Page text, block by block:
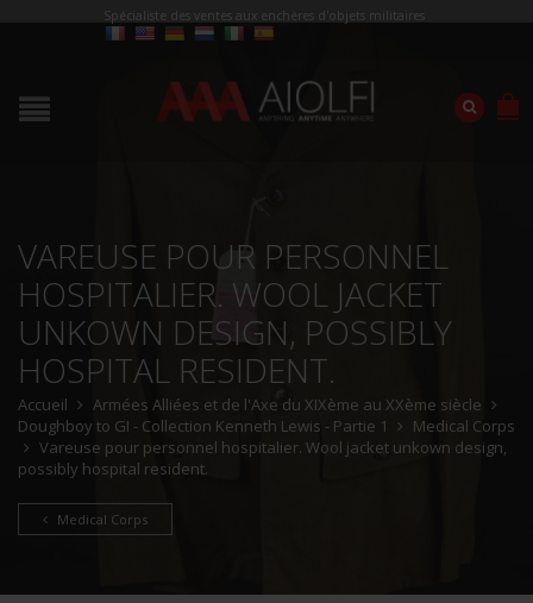
Spécialiste des ventes aux enchères d'objets militaires
VAREUSE POUR PERSONNEL
HOSPITALIER. WOOL JACKET
UNKOWN DESIGN, POSSIBLY
HOSPITAL RESIDENT.
Accueil
Armées Alliées et de l'Axe du XIXème au XXème siècle
Doughboy to GI - Collection Kenneth Lewis - Partie 1
Medical Corps
Vareuse pour personnel hospitalier. Wool jacket unkown design,
possibly hospital resident.
Medical Corps